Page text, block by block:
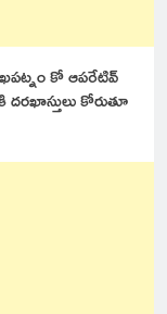
కో ఆపరేటివ్
కోరుతూ